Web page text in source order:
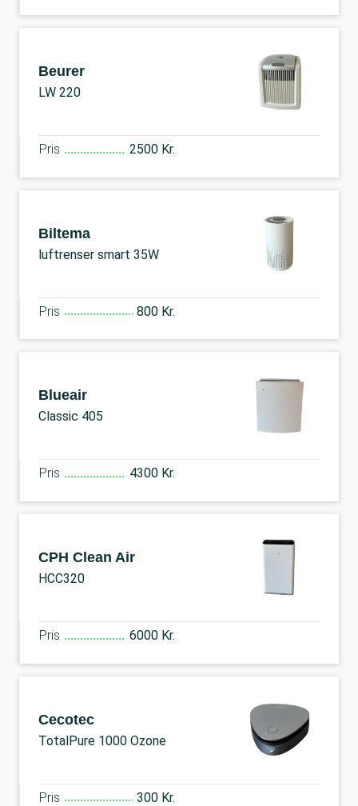
Beurer
LW 220
Pris 2500 Kr.
Biltema
luftrenser smart 35W
Pris 800 Kr.
Blueair
Classic 405
Pris 4300 Kr.
CPH Clean Air
HCC320
Pris 6000 Kr.
Cecotec
TotalPure 1000 Ozone
Pris 300 Kr.